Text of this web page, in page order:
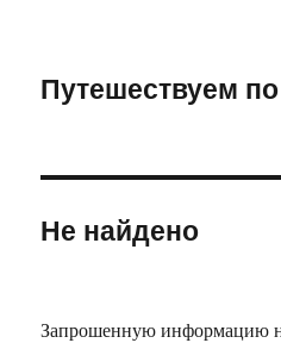
Путешествуем
Не найдено
Запрошенную информацию